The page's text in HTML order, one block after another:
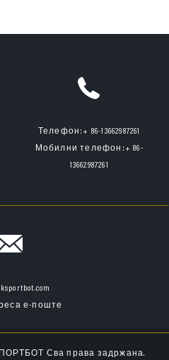
Телефон:+ 86-13662987261
Мобилни телефон:+ 86-
13662987261
е-поште
Сва права задржана.